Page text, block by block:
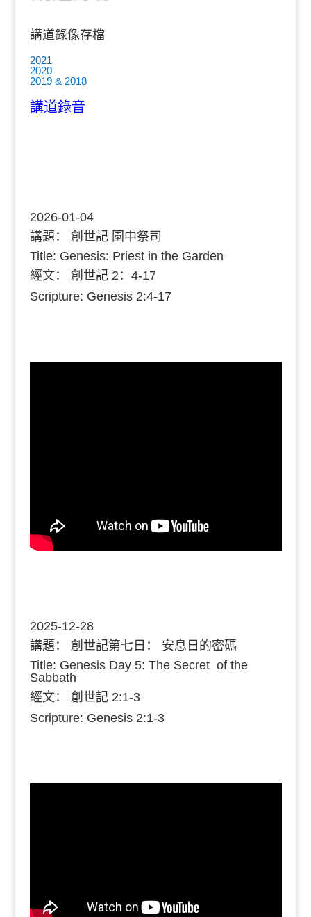
講道錄像存檔
2021
2020
2019 & 2018
講道錄音
2026-01-04
講題： 創世記 園中祭司
Title: Genesis: Priest in the Garden
經文： 創世記 2：4-17
Scripture: Genesis 2:4-17
2025-12-28
講題： 創世記第七日： 安息日的密碼
Title: Genesis Day 5: The Secret of the
Sabbath
經文： 創世記 2:1-3
Scripture: Genesis 2:1-3